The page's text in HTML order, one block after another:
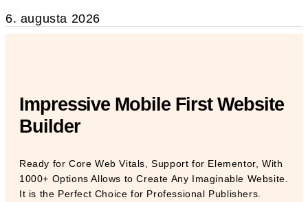
6. augusta 2026
Impressive Mobile First Website
Builder
Ready for Core Web Vitals, Support for Elementor, With
1000+ Options Allows to Create Any Imaginable Website.
It is the Perfect Choice for Professional Publishers.